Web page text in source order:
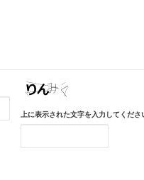
上に表示された文字を入力してくださ